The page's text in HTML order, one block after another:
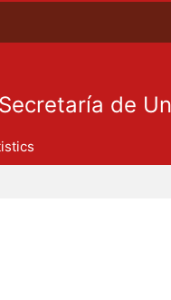
Secretaría de